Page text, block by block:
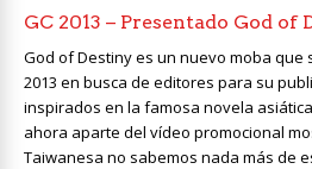
GC 2013 – Presentado God of
God of Destiny es un nuevo moba que
2013 en busca de editores para su
inspirados en la famosa novela
ahora aparte del vídeo promocional
Taiwanesa no sabemos nada más de